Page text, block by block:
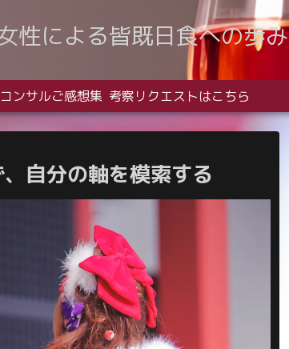
性による皆既日食への歩み
ンサルご感想集 考察リクエストはこちら
自分の軸を模索する